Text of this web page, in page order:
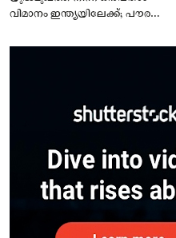
വിമാനം ഇന്ത്യയിലേക്ക്; പൗരന്മാർ
– കേന്ദ്രം